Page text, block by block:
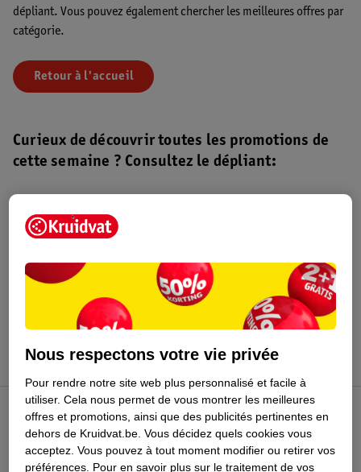
dépliant. Vous pouvez également chercher les meilleures offres par
catégorie.
Retour à l'accueil
Curieux de découvrir toutes les promotions de
cette semaine ? Consultez le dépliant:
Dépliant Kruidvat
Profitez-en
Club Kruidvat
Service Clientèle
Nous respectons votre vie privée
Pour rendre notre site web plus personnalisé et facile à
utiliser. Cela nous permet de vous montrer les meilleures
offres et promotions, ainsi que des publicités pertinentes en
dehors de Kruidvat.be. Vous décidez quels cookies vous
acceptez. Vous pouvez à tout moment modifier ou retirer vos
préférences. Pour en savoir plus sur le traitement de vos